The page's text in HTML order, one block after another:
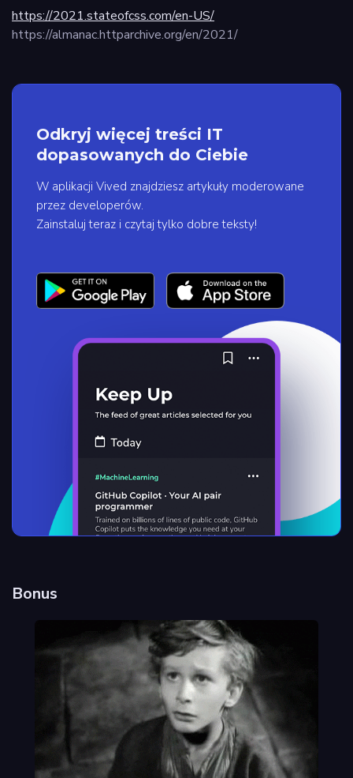
https://2021.stateofcss.com/en-US/
https://almanac.httparchive.org/en/2021/
Odkryj więcej treści IT
dopasowanych do Ciebie
W aplikacji Vived znajdziesz artykuły moderowane
przez developerów.
Zainstaluj teraz i czytaj tylko dobre teksty!
Bonus